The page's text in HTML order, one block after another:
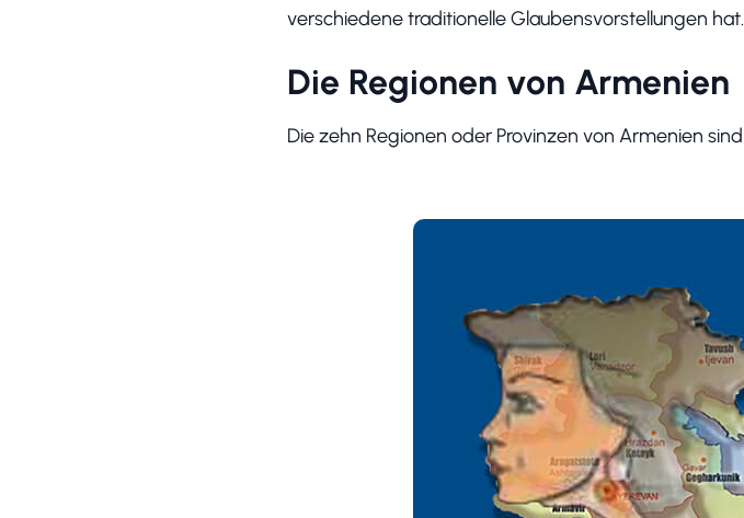
verschiedene traditionelle Glaubensvorstellungen hat.
Die Regionen von Armenien
Die zehn Regionen oder Provinzen von Armenien sind